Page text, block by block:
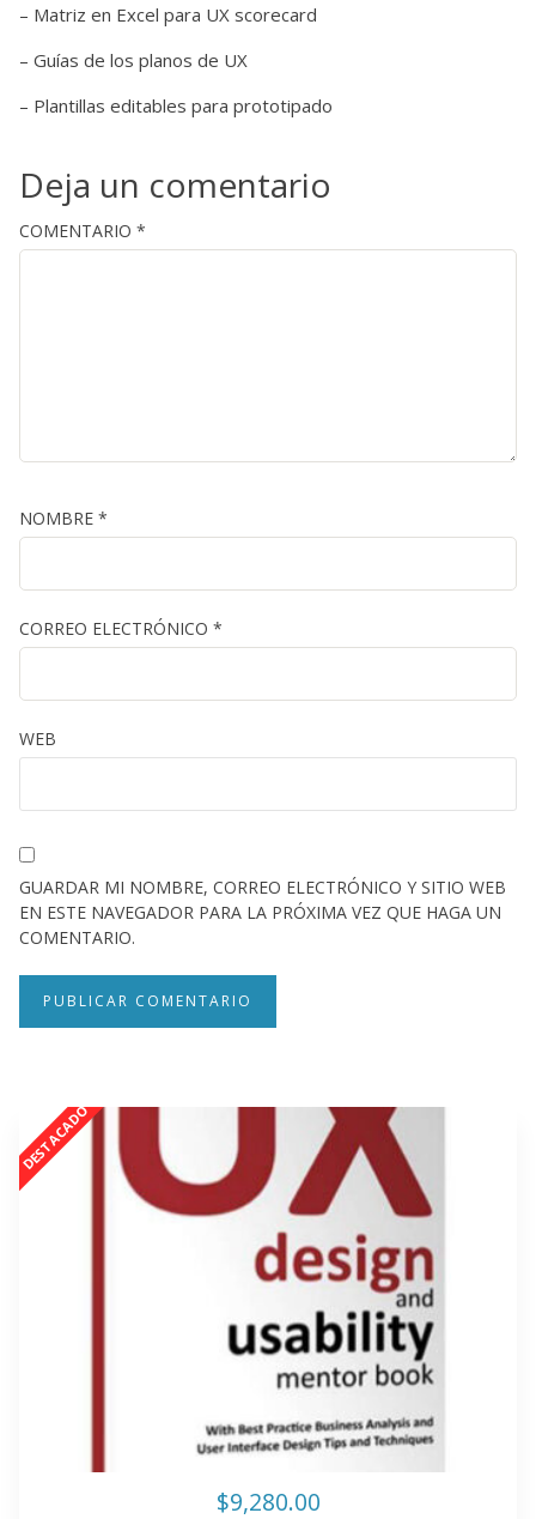
– Matriz en Excel para UX scorecard
– Guías de los planos de UX
– Plantillas editables para prototipado
Deja un comentario
COMENTARIO *
NOMBRE *
CORREO ELECTRÓNICO *
WEB
GUARDAR MI NOMBRE, CORREO ELECTRÓNICO Y SITIO WEB
EN ESTE NAVEGADOR PARA LA PRÓXIMA VEZ QUE HAGA UN
COMENTARIO.
$9,280.00